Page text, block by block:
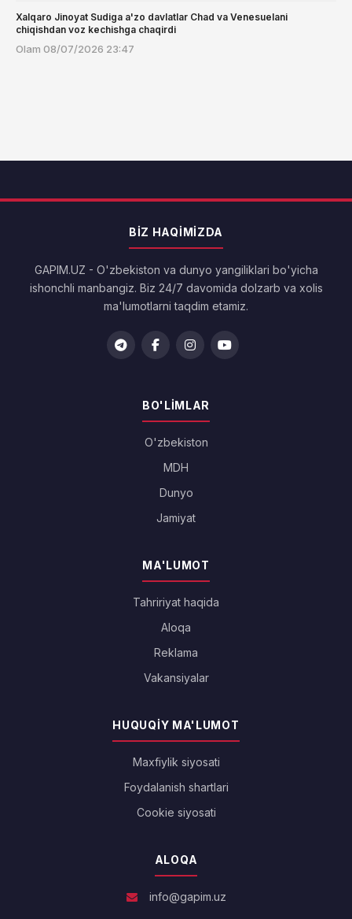
Xalqaro Jinoyat Sudiga a'zo davlatlar Chad va Venesuelani
chiqishdan voz kechishga chaqirdi
Olam 08/07/2026 23:47
BIZ HAQIMIZDA
GAPIM.UZ - O'zbekiston va dunyo yangiliklari bo'yicha
ishonchli manbangiz. Biz 24/7 davomida dolzarb va xolis
ma'lumotlarni taqdim etamiz.
BO'LIMLAR
O'zbekiston
MDH
Dunyo
Jamiyat
MA'LUMOT
Tahririyat haqida
Aloqa
Reklama
Vakansiyalar
HUQUQIY MA'LUMOT
Maxfiylik siyosati
Foydalanish shartlari
Cookie siyosati
ALOQA
info@gapim.uz